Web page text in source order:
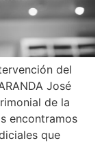
del
José
de la
encontramos
que